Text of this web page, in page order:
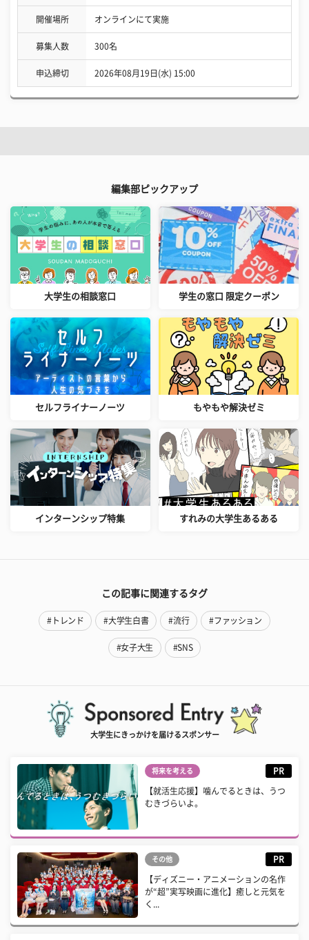
開催場所 オンラインにて実施
募集人数 300名
申込締切 2026年08月19日(水) 15:00
編集部ピックアップ
大学生の相談窓口 学生の窓口 限定クーポン
セルフライナーノーツ もやもや解決ゼミ
インターンシップ特集 すれみの大学生あるある
この記事に関連するタグ
#トレンド #大学生白書 #流行 #ファッション
#女子大生 #SNS
大学生にきっかけを届けるスポンサー
将来を考える PR
【就活生応援】噛んでるときは、うつ
むきづらいよ。
その他 PR
【ディズニー・アニメーションの名作
が“超”実写映画に進化】癒しと元気を
く...